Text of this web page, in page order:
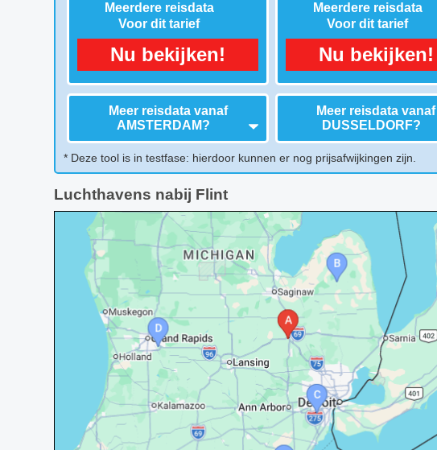
Meerdere reisdata
Voor dit tarief
Nu bekijken!
Meer reisdata vanaf
AMSTERDAM?
Meerdere reisdata
Voor dit tarief
Nu bekijken!
Meer reisdata vanaf
DUSSELDORF?
* Deze tool is in testfase: hierdoor kunnen er nog prijsafwijkingen zijn.
Luchthavens nabij Flint